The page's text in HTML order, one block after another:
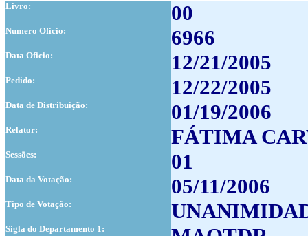
Livro: 00
Numero Oficio: 6966
Data Oficio: 12/21/2005
Pedido: 12/22/2005
Data de Distribuição: 01/19/2006
Relator: FÁTIMA
Sessões: 01
Data da Votação: 05/11/2006
Tipo de Votação:
Sigla do Departamento 1: